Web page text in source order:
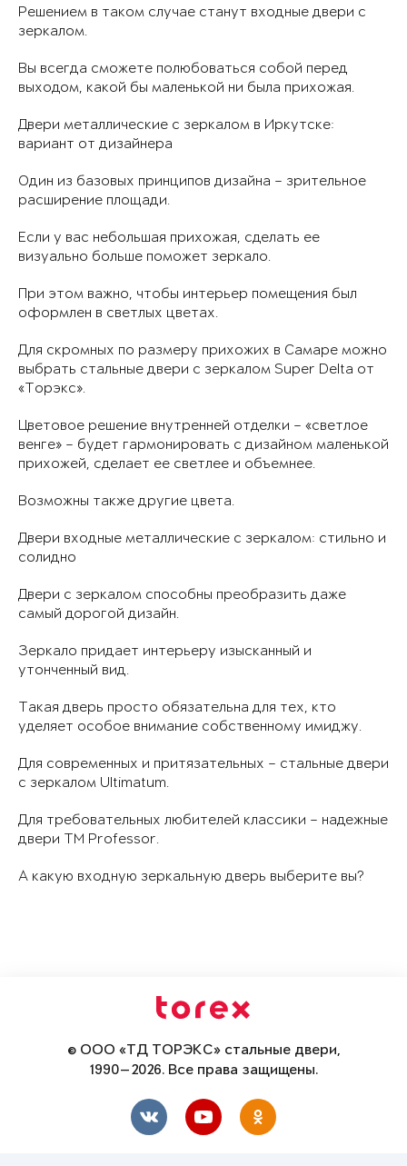
Решением в таком случае станут входные двери с
зеркалом.
Вы всегда сможете полюбоваться собой перед
выходом, какой бы маленькой ни была прихожая.
Двери металлические с зеркалом в Иркутске:
вариант от дизайнера
Один из базовых принципов дизайна – зрительное
расширение площади.
Если у вас небольшая прихожая, сделать ее
визуально больше поможет зеркало.
При этом важно, чтобы интерьер помещения был
оформлен в светлых цветах.
Для скромных по размеру прихожих в Самаре можно
выбрать стальные двери с зеркалом Super Delta от
«Торэкс».
Цветовое решение внутренней отделки – «светлое
венге» – будет гармонировать с дизайном маленькой
прихожей, сделает ее светлее и объемнее.
Возможны также другие цвета.
Двери входные металлические с зеркалом: стильно и
солидно
Двери с зеркалом способны преобразить даже
самый дорогой дизайн.
Зеркало придает интерьеру изысканный и
утонченный вид.
Такая дверь просто обязательна для тех, кто
уделяет особое внимание собственному имиджу.
Для современных и притязательных – стальные двери
с зеркалом Ultimatum.
Для требовательных любителей классики – надежные
двери ТМ Professor.
А какую входную зеркальную дверь выберите вы?
© ООО «ТД ТОРЭКС» стальные двери,
1990—2026. Все права защищены.